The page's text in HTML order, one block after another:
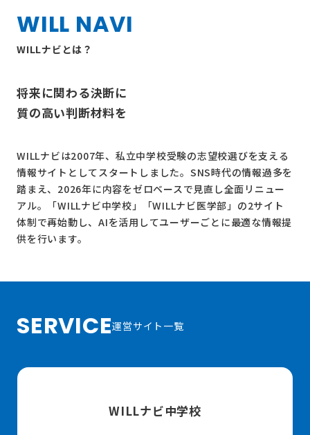
WILL NAVI
WILLナビとは？
将来に関わる決断に
質の高い判断材料を
WILLナビは2007年、私立中学校受験の志望校選びを支える
情報サイトとしてスタートしました。SNS時代の情報過多を
踏まえ、2026年に内容をゼロベースで見直し全面リニュー
アル。
「WILLナビ中学校」 「WILLナビ医学部」 の2サイト
体制で再始動し、AIを活用してユーザーごとに最適な情報提
供を行います。
SERVICE運営サイト一覧
WILLナビ中学校